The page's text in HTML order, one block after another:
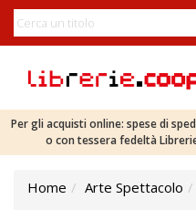
Per gli acquisti online: spese di
o con tessera fedeltà
Home Arte Spettacolo